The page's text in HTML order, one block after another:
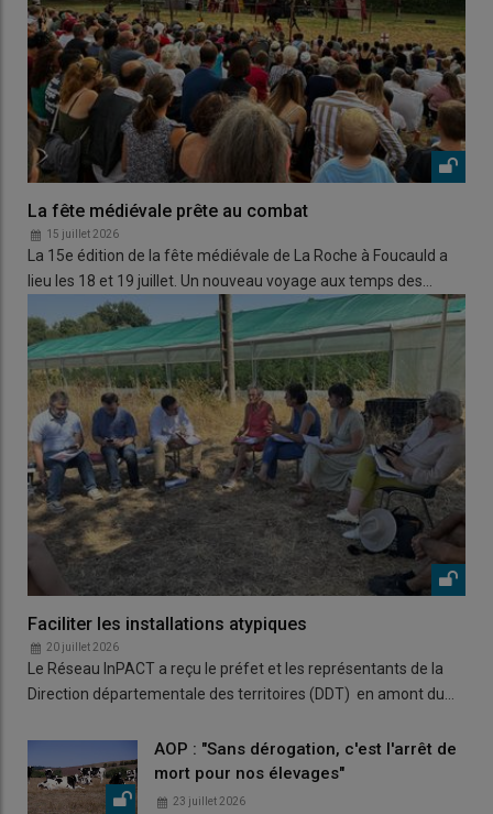
La fête médiévale prête au combat
15 juillet 2026
La 15e édition de la fête médiévale de La Roche à Foucauld a
lieu les 18 et 19 juillet. Un nouveau voyage aux temps des…
Faciliter les installations atypiques
20 juillet 2026
Le Réseau InPACT a reçu le préfet et les représentants de la
Direction départementale des territoires (DDT) en amont du…
AOP : "Sans dérogation, c'est l'arrêt de
mort pour nos élevages"
23 juillet 2026